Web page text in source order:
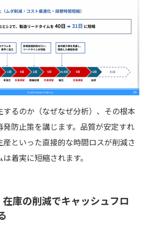
するのか（なぜなぜ分析）、その根本
発防止策を講じます。品質が安定すれ
産といった直接的な時間ロスが削減さ
着実に短縮されます。
庫の削減でキャッシュフロ